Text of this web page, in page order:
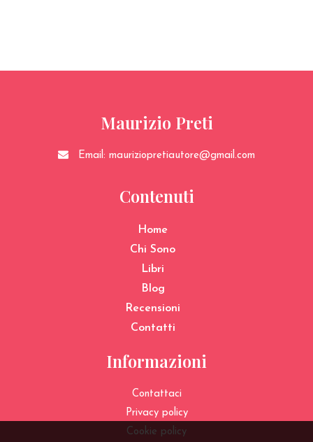
Maurizio Preti
Email:mauriziopretiautore@gmail.com
Contenuti
Home
Chi Sono
Libri
Blog
Recensioni
Contatti
Informazioni
Contattaci
Privacy policy
Cookie policy